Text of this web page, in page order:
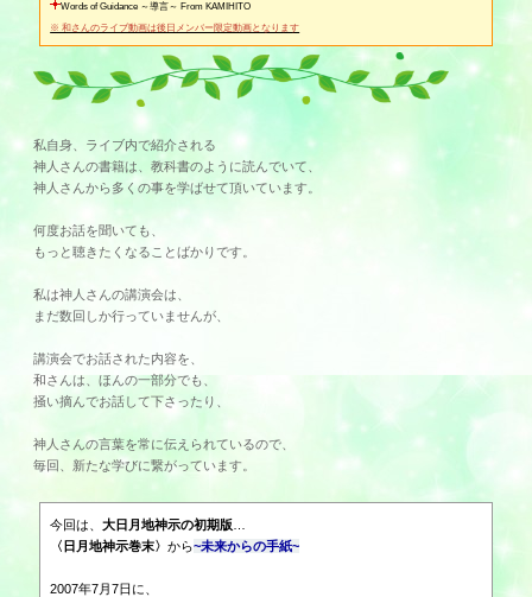
Words of Guidance ～導言～ From KAMIHITO
※ 和さんのライブ動画は後日メンバー限定動画となります
私自身、ライブ内で紹介される
神人さんの書籍は、教科書のように読んでいて、
神人さんから多くの事を学ばせて頂いています。
何度お話を聞いても、
もっと聴きたくなることばかりです。
私は神人さんの講演会は、
まだ数回しか行っていませんが、
講演会でお話された内容を、
和さんは、ほんの一部分でも、
掻い摘んでお話して下さったり、
神人さんの言葉を常に伝えられているので、
毎回、新たな学びに繋がっています。
今回は、大日月地神示の初期版
〈日月地神示巻末〉から~未来からの手紙~
2007年7月7日に、